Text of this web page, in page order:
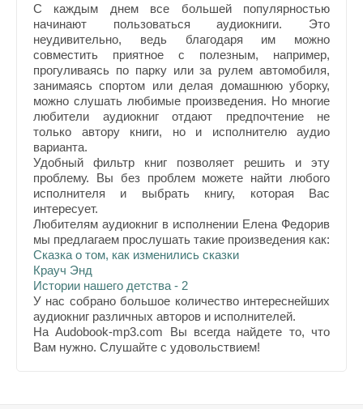
С каждым днем все большей популярностью
начинают пользоваться аудиокниги. Это
неудивительно, ведь благодаря им можно
совместить приятное с полезным, например,
прогуливаясь по парку или за рулем автомобиля,
занимаясь спортом или делая домашнюю уборку,
можно слушать любимые произведения. Но многие
любители аудиокниг отдают предпочтение не
только автору книги, но и исполнителю аудио
варианта.
Удобный фильтр книг позволяет решить и эту
проблему. Вы без проблем можете найти любого
исполнителя и выбрать книгу, которая Вас
интересует.
Любителям аудиокниг в исполнении Елена Федорив
мы предлагаем прослушать такие произведения как:
Сказка о том, как изменились сказки
Крауч Энд
Истории нашего детства - 2
У нас собрано большое количество интереснейших
аудиокниг различных авторов и исполнителей.
На Audobook-mp3.com Вы всегда найдете то, что
Вам нужно. Слушайте с удовольствием!